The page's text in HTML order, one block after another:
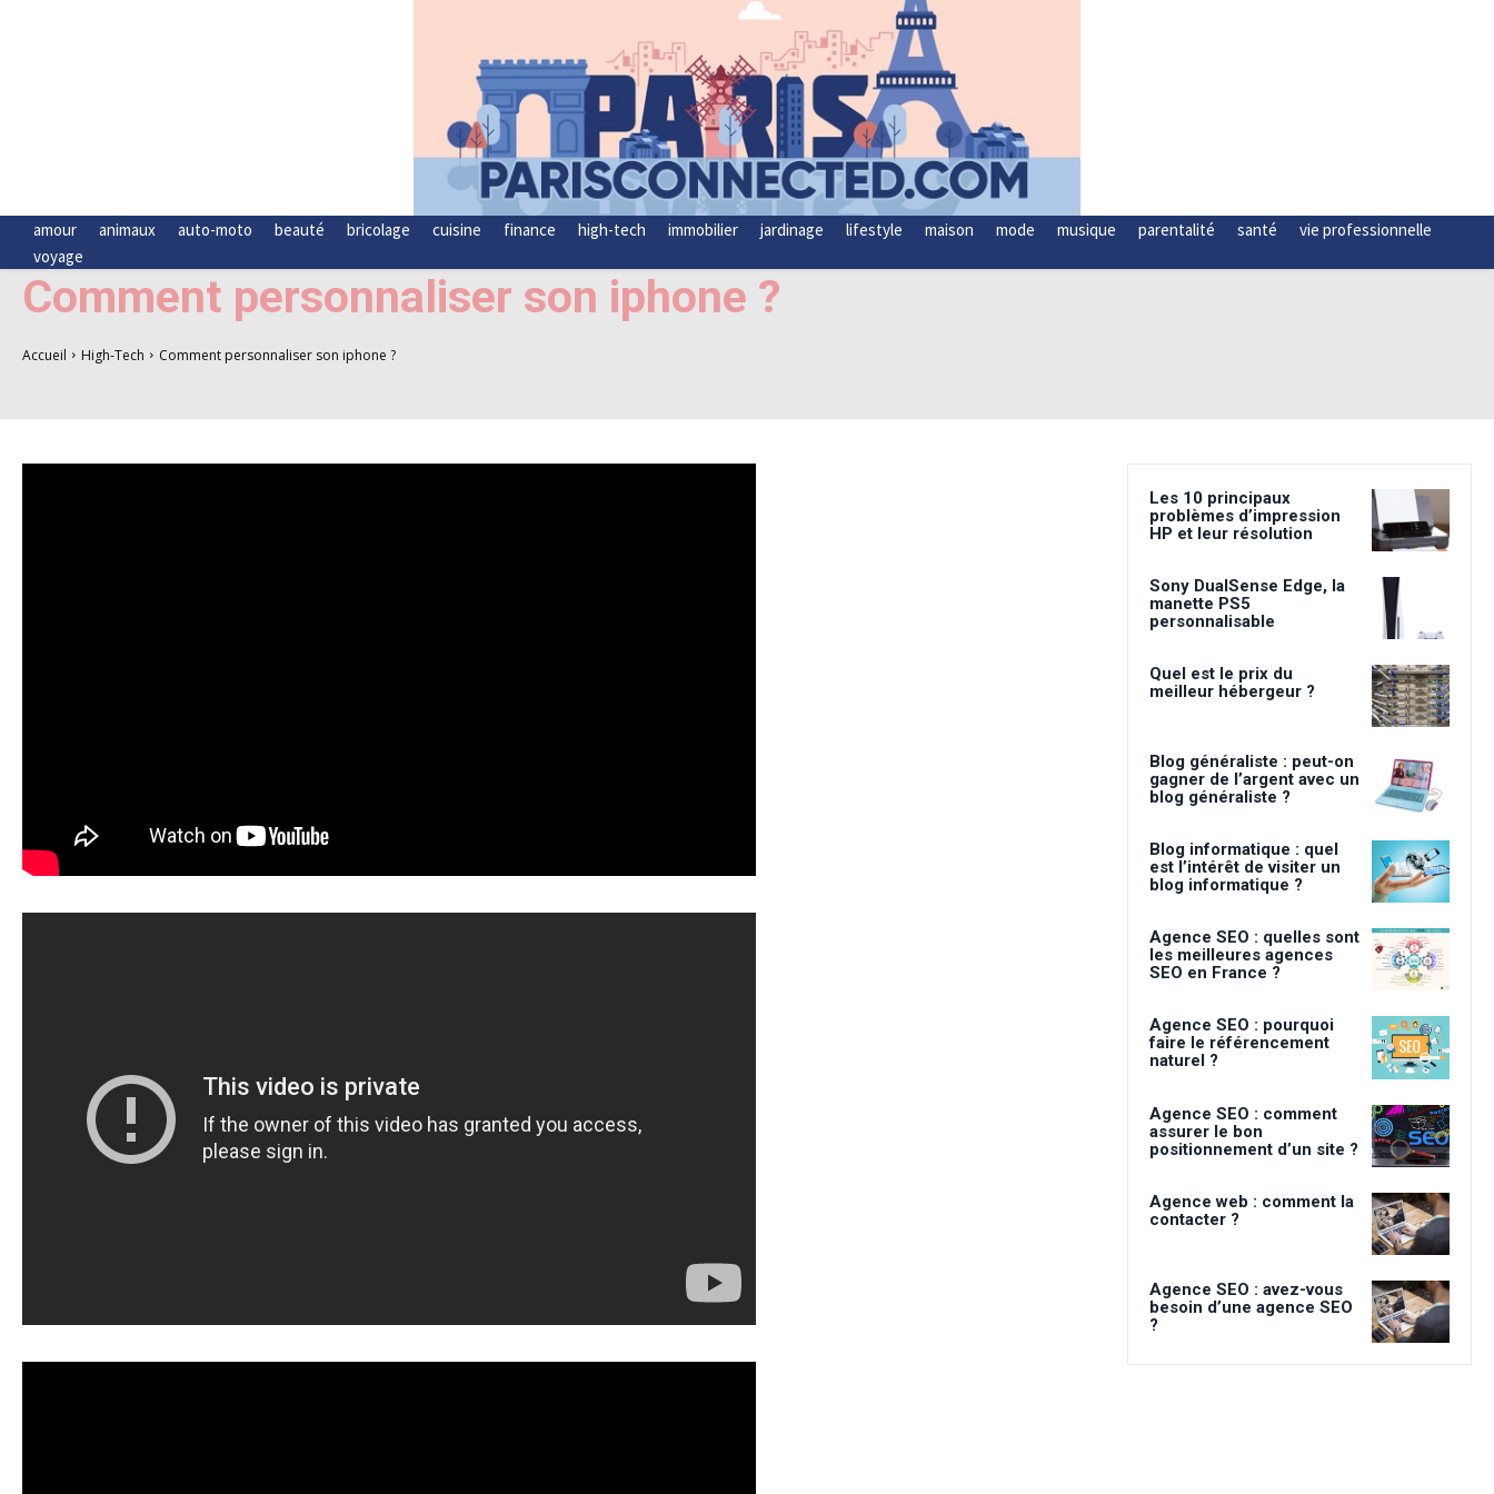
amour animaux auto-moto beauté bricolage cuisine finance high-tech immobilier jardinage lifestyle maison mode musique parentalité santé
vie professionnelle
voyage
Comment personnaliser son iphone ?
Accueil High-Tech Comment personnaliser son iphone ?
Les 10 principaux
problèmes d’impression
HP et leur résolution
Sony DualSense Edge, la
manette PS5
personnalisable
Quel est le prix du
meilleur hébergeur ?
Blog généraliste : peut-on
gagner de l’argent avec un
blog généraliste ?
Blog informatique : quel
est l’intérêt de visiter un
blog informatique ?
Agence SEO : quelles sont
les meilleures agences
SEO en France ?
Agence SEO : pourquoi
faire le référencement
naturel ?
Agence SEO : comment
assurer le bon
positionnement d’un site ?
Agence web : comment la
contacter ?
Agence SEO : avez-vous
besoin d’une agence SEO
?